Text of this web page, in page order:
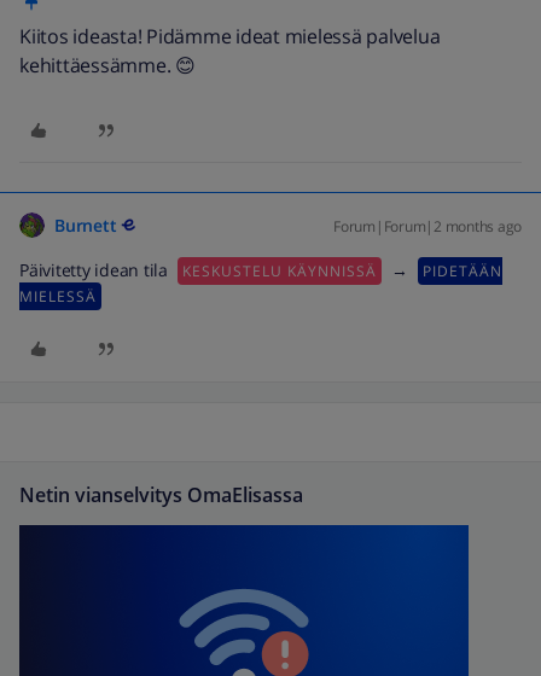
Kiitos ideasta! Pidämme ideat mielessä palvelua
kehittäessämme. 😊
Burnett Forum|Forum|2 months ago
Päivitetty idean tila KESKUSTELU KÄYNNISSÄ →
PIDETÄÄN
MIELESSÄ
Netin vianselvitys OmaElisassa